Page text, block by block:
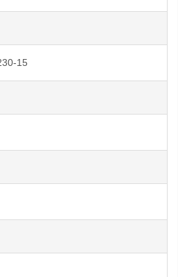
15